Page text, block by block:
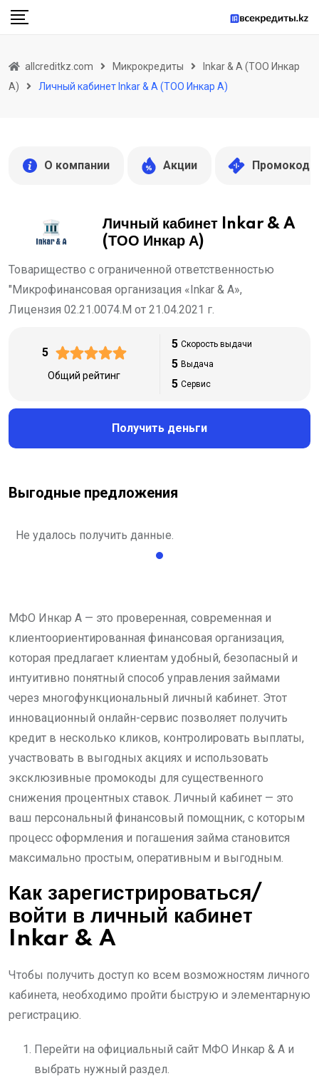
Skip
allcreditkz.com Микрокредиты
Inkar & A (ТОО Инкар
А)
Личный кабинет Inkar & A (ТОО Инкар А)
О компании Акции Промокоды
Личный кабинет Inkar & A
(ТОО Инкар А)
Товарищество с ограниченной ответственностью
"Микрофинансовая организация «Inkar & A»,
Лицензия 02.21.0074.M от 21.04.2021 г.
5
Общий рейтинг
5 Скорость выдачи
5 Выдача
5 Сервис
Получить деньги
Выгодные предложения
Не удалось получить данные.
МФО Инкар А — это проверенная, современная и
клиентоориентированная финансовая организация,
которая предлагает клиентам удобный, безопасный и
интуитивно понятный способ управления займами
через многофункциональный личный кабинет. Этот
инновационный онлайн-сервис позволяет получить
кредит в несколько кликов, контролировать выплаты,
участвовать в выгодных акциях и использовать
эксклюзивные промокоды для существенного
снижения процентных ставок. Личный кабинет — это
ваш персональный финансовый помощник, с которым
процесс оформления и погашения займа становится
максимально простым, оперативным и выгодным.
Как зарегистрироваться/
войти в личный кабинет
Inkar & A
Чтобы получить доступ ко всем возможностям личного
кабинета, необходимо пройти быструю и элементарную
регистрацию.
Перейти на официальный сайт МФО Инкар & A и
выбрать нужный раздел.